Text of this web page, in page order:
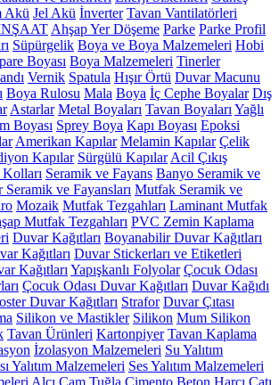
Akü Jel Akü İnverter Tavan Vantilatörleri
Ahşap Yer Döşeme Parke Parke Profil
Süpürgelik Boya ve Boya Malzemeleri Hobi
Boyası Boya Malzemeleri Tinerler
Vernik Spatula Hışır Örtü Duvar Macunu
Boya Rulosu Mala Boya İç Cephe Boyalar Dış
Astarlar Metal Boyaları Tavan Boyaları Yağlı
Boyası Sprey Boya Kapı Boyası Epoksi
Amerikan Kapılar Melamin Kapılar Çelik
Kapılar Sürgülü Kapılar Acil Çıkış
Kolları Seramik ve Fayans Banyo Seramik ve
Seramik ve Fayansları Mutfak Seramik ve
Mozaik Mutfak Tezgahları Laminant Mutfak
Mutfak Tezgahları PVC Zemin Kaplama
Duvar Kağıtları Boyanabilir Duvar Kağıtları
Kağıtları Duvar Stickerları ve Etiketleri
Kağıtları Yapışkanlı Folyolar Çocuk Odası
Çocuk Odası Duvar Kağıtları Duvar Kağıdı
Duvar Kağıtları Strafor Duvar Çıtası
Silikon ve Mastikler Silikon Mum Silikon
Tavan Ürünleri Kartonpiyer Tavan Kaplama
İzolasyon Malzemeleri Su Yalıtım
Yalıtım Malzemeleri Ses Yalıtım Malzemeleri
Alçı Cam Tuğla Çimento Beton Harcı Çatı